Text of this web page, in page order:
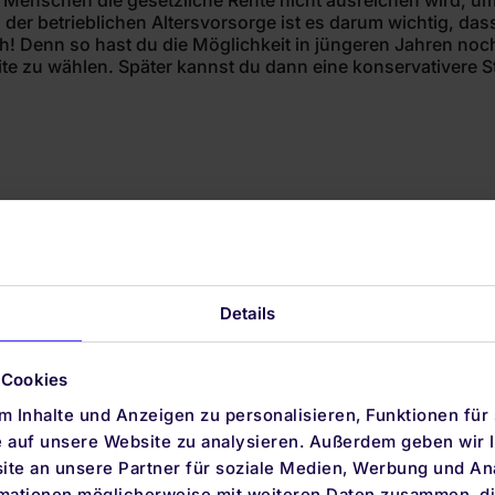
Details
Inhalte und Anzeigen zu personalisieren, Funktionen
unsere Website zu analysieren. Außerdem geben wir
an unsere Partner für soziale Medien, Werbung und
betrieblichen Altersvorsorge ist es darum wichtig,
Denn so hast du die Möglichkeit in jüngeren Jahren
zu wählen. Später kannst du dann eine konservativere
Altersvorsorgedepot
Notgroschen
Über uns
KI-